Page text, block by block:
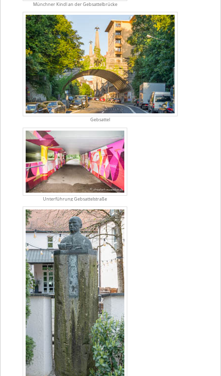
Münchner Kindl an der Gebsattelbrücke
Gebsattel
Unterführung Gebsattelstraße